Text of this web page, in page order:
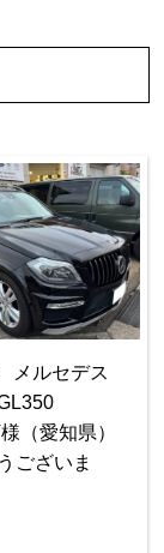
メルセデス
（愛知県）
ございま